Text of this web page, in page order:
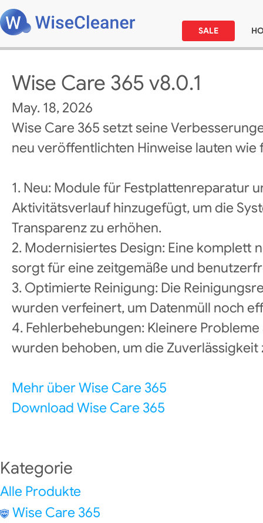
SALE
Wise Care 365 v8.0.1
May. 18, 2026
Wise Care 365 setzt seine
neu veröffentlichten Hinweise lauten wie
1. Neu: Module für Festplattenreparatur
Aktivitätsverlauf hinzugefügt, um die
Transparenz zu erhöhen.
2. Modernisiertes Design: Eine komplett
sorgt für eine zeitgemäße und
3. Optimierte Reinigung: Die
wurden verfeinert, um Datenmüll noch
4. Fehlerbehebungen: Kleinere
wurden behoben, um die Zuverlässigkeit
Mehr über Wise Care 365
Download Wise Care 365
Kategorie
Alle Produkte
Wise Care 365